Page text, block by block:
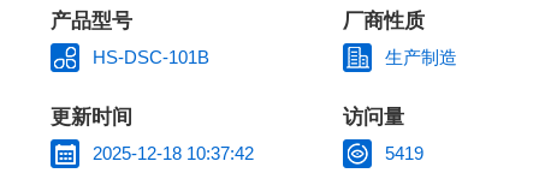
产品型号
HS-DSC-101B
厂商性质
生产制造
更新时间
2025-12-18 10:37:42
访问量
5419